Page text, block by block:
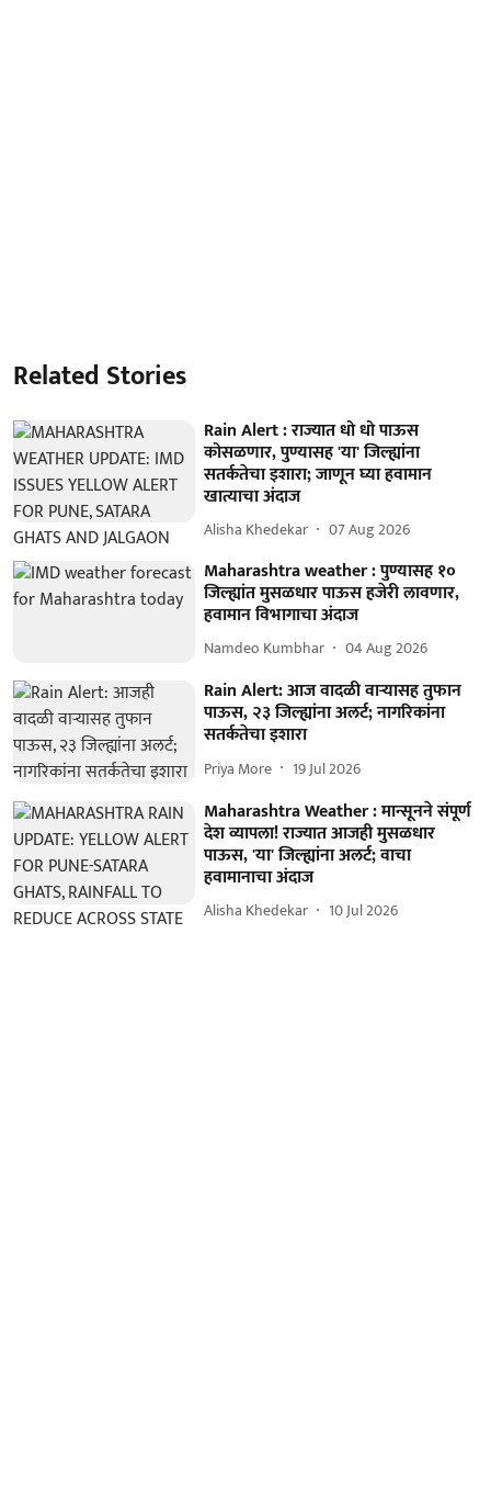
Related Stories
Rain Alert : राज्यात धो धो पाऊस
कोसळणार, पुण्यासह 'या' जिल्ह्यांना
सतर्कतेचा इशारा; जाणून घ्या हवामान
खात्याचा अंदाज
Alisha Khedekar 07 Aug 2026
Maharashtra weather : पुण्यासह १०
जिल्ह्यांत मुसळधार पाऊस हजेरी लावणार,
हवामान विभागाचा अंदाज
Namdeo Kumbhar 04 Aug 2026
Rain Alert: आज वादळी वाऱ्यासह तुफान
पाऊस, २३ जिल्ह्यांना अलर्ट; नागरिकांना
सतर्कतेचा इशारा
Priya More 19 Jul 2026
Maharashtra Weather : मान्सूनने संपूर्ण
देश व्यापला! राज्यात आजही मुसळधार
पाऊस, 'या' जिल्ह्यांना अलर्ट; वाचा
हवामानाचा अंदाज
Alisha Khedekar 10 Jul 2026